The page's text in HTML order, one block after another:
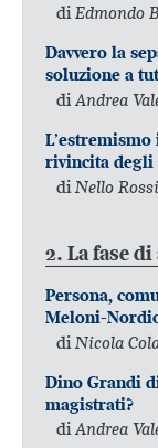
diEdmondo
Davvero la
soluzione a
diAndrea
rivincita degli
di Nello Rossi
2. La fase
Persona,
Meloni-
di Nicola
Dino Grandi
magistrati?
diAndrea